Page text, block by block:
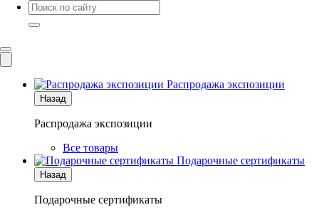
Распродажа экспозиции
Назад
Распродажа экспозиции
Все товары
Подарочные сертификаты
Назад
Подарочные сертификаты